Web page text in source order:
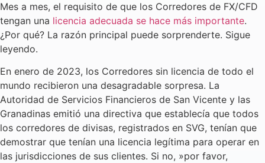
Mes a mes, el requisito de que los Corredores de FX/CFD
tengan una licencia adecuada se hace más importante.
¿Por qué? La razón principal puede sorprenderte. Sigue
leyendo.
En enero de 2023, los Corredores sin licencia de todo el
mundo recibieron una desagradable sorpresa. La
Autoridad de Servicios Financieros de San Vicente y las
Granadinas emitió una directiva que establecía que todos
los corredores de divisas, registrados en SVG, tenían que
demostrar que tenían una licencia legítima para operar en
las jurisdicciones de sus clientes. Si no, »por favor,